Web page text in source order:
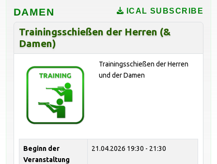
DAMEN ICAL SUBSCRIBE
Trainingsschießen der Herren (&
Damen)
Trainingsschießen der Herren
und der Damen
Beginn der
Veranstaltung
21.04.2026 19:30 - 21:30